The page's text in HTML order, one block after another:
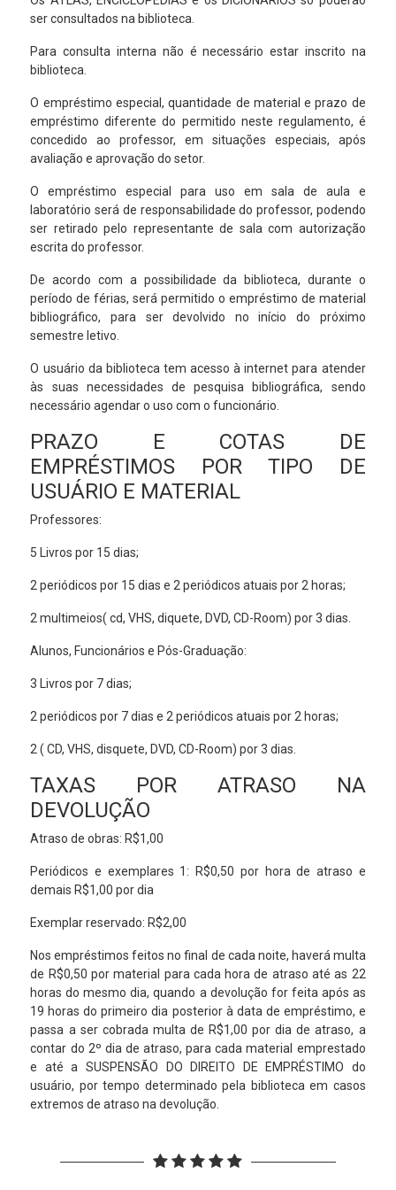
ser consultados na biblioteca.
Para consulta interna não é necessário estar inscrito na
biblioteca.
O empréstimo especial, quantidade de material e prazo de
empréstimo diferente do permitido neste regulamento, é
concedido ao professor, em situações especiais, após
avaliação e aprovação do setor.
O empréstimo especial para uso em sala de aula e
laboratório será de responsabilidade do professor, podendo
ser retirado pelo representante de sala com autorização
escrita do professor.
De acordo com a possibilidade da biblioteca, durante o
período de férias, será permitido o empréstimo de material
bibliográfico, para ser devolvido no início do próximo
semestre letivo.
O usuário da biblioteca tem acesso à internet para atender
às suas necessidades de pesquisa bibliográfica, sendo
necessário agendar o uso com o funcionário.
PRAZO E COTAS DE
EMPRÉSTIMOS POR TIPO DE
USUÁRIO E MATERIAL
Professores:
5 Livros por 15 dias;
2 periódicos por 15 dias e 2 periódicos atuais por 2 horas;
2 multimeios( cd, VHS, diquete, DVD, CD-Room) por 3 dias.
Alunos, Funcionários e Pós-Graduação:
3 Livros por 7 dias;
2 periódicos por 7 dias e 2 periódicos atuais por 2 horas;
2 ( CD, VHS, disquete, DVD, CD-Room) por 3 dias.
TAXAS POR ATRASO NA
DEVOLUÇÃO
Atraso de obras: R$1,00
Periódicos e exemplares 1: R$0,50 por hora de atraso e
demais R$1,00 por dia
Exemplar reservado: R$2,00
Nos empréstimos feitos no final de cada noite, haverá multa
de R$0,50 por material para cada hora de atraso até as 22
horas do mesmo dia, quando a devolução for feita após as
19 horas do primeiro dia posterior à data de empréstimo, e
passa a ser cobrada multa de R$1,00 por dia de atraso, a
contar do 2º dia de atraso, para cada material emprestado
e até a SUSPENSÃO DO DIREITO DE EMPRÉSTIMO do
usuário, por tempo determinado pela biblioteca em casos
extremos de atraso na devolução.